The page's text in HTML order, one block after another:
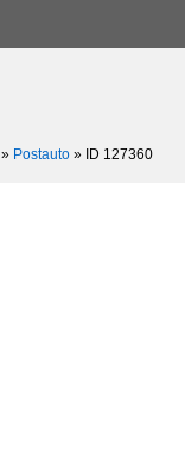
» Postauto » ID 127360